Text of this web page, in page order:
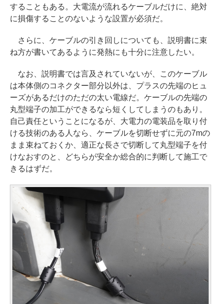
することもある。大電流が流れるケーブルだけに、絶対
に損傷することのないような設置が必須だ。
さらに、ケーブルの引き回しについても、説明書に束
ね方が書いてあるように発熱にも十分に注意したい。
なお、説明書では言及されていないが、このケーブル
は本体側のコネクター部分以外は、プラスの先端のヒュ
ーズがあるだけのただの太い電線だ。ケーブルの先端の
丸型端子の加工ができるなら短くしてしまうのもあり。
自己責任ということになるが、大電力の電装品を取り付
ける技術のある人なら、ケーブルを切断せずに元の7mの
まま束ねておくか、適正な長さで切断して丸型端子を付
けなおすのと、どちらが安全か総合的に判断して施工で
きるはずだ。